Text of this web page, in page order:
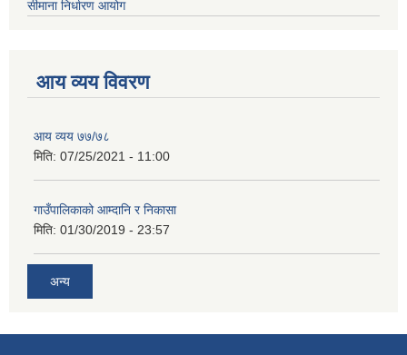
सीमाना निर्धारण आयोग
आय व्यय विवरण
आय व्यय ७७/७८
मिति: 07/25/2021 - 11:00
गाउँपालिकाको आम्दानि र निकासा
मिति: 01/30/2019 - 23:57
अन्य